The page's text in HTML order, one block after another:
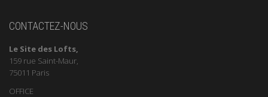
CONTACTEZ-NOUS
Le Site des Lofts,
159 rue Saint-Maur,
75011 Paris
OFFICE